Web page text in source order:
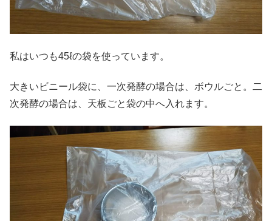
私はいつも45ℓの袋を使っています。
大きいビニール袋に、一次発酵の場合は、ボウルごと。二
次発酵の場合は、天板ごと袋の中へ入れます。